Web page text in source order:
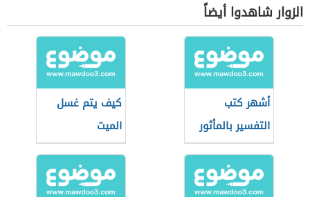
الزوار شاهدوا أيضاً
أشهر كتب
التفسير بالمأثور
كيف يتم غسل
الميت